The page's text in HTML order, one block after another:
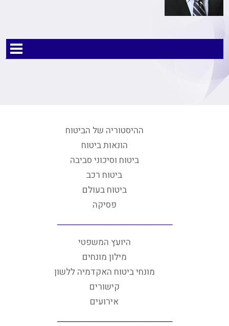
ההיסטוריה של הביטוח
הונאות ביטוח
ביטוח וסיכוני סביבה
ביטוח רכב
ביטוח בעולם
פסיקה
היועץ המשפטי
מילון מונחים
מונחי ביטוח האקדמיה ללשון
קישורים
אירועים